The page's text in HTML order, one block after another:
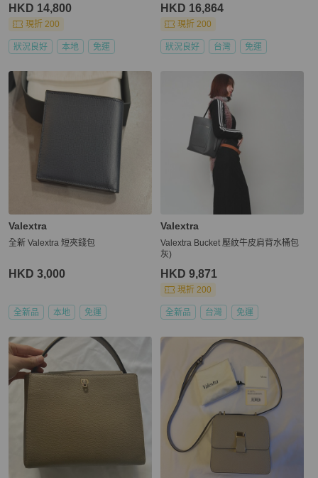
HKD 14,800
現折 200
狀況良好 本地 免運
HKD 16,864
現折 200
狀況良好 台灣 免運
Valextra
全新 Valextra 短夾錢包
HKD 3,000
全新品 本地 免運
Valextra
Valextra Bucket 壓紋牛皮肩背水桶包
灰)
HKD 9,871
現折 200
全新品 台灣 免運